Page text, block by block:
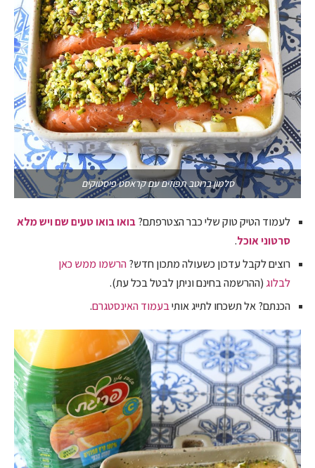
סלמון ברוטב תפוזים עם קראסט פיסטוקים
לעמוד הטיק טוק שלי כבר הצטרפתם?בואו בואו טעים שם ויש מלא
סרטוני אוכל.
רוצים לקבל עדכון כשעולה מתכון חדש?הרשמו ממש כאן
לבלוג(ההרשמה בחינם וניתן לבטל בכל עת).
הכנתם? אל תשכחו לתייג אותיבעמוד האינסטגרם.